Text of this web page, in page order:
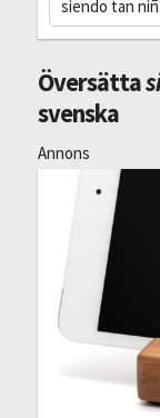
Översätta
svenska
Annons